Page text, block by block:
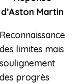
d’Aston Martin
Reconnaissance
des limites mais
soulignement
des progrès